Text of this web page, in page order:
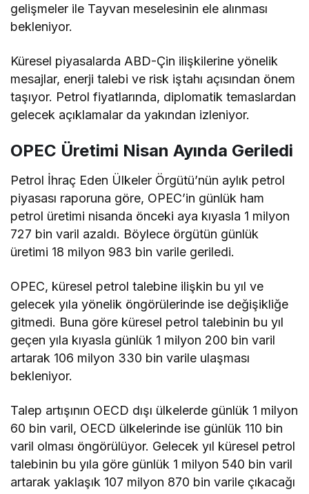
gelişmeler ile Tayvan meselesinin ele alınması
bekleniyor.
Küresel piyasalarda ABD-Çin ilişkilerine yönelik
mesajlar, enerji talebi ve risk iştahı açısından önem
taşıyor. Petrol fiyatlarında, diplomatik temaslardan
gelecek açıklamalar da yakından izleniyor.
OPEC Üretimi Nisan Ayında Geriledi
Petrol İhraç Eden Ülkeler Örgütü’nün aylık petrol
piyasası raporuna göre, OPEC’in günlük ham
petrol üretimi nisanda önceki aya kıyasla 1 milyon
727 bin varil azaldı. Böylece örgütün günlük
üretimi 18 milyon 983 bin varile geriledi.
OPEC, küresel petrol talebine ilişkin bu yıl ve
gelecek yıla yönelik öngörülerinde ise değişikliğe
gitmedi. Buna göre küresel petrol talebinin bu yıl
geçen yıla kıyasla günlük 1 milyon 200 bin varil
artarak 106 milyon 330 bin varile ulaşması
bekleniyor.
Talep artışının OECD dışı ülkelerde günlük 1 milyon
60 bin varil, OECD ülkelerinde ise günlük 110 bin
varil olması öngörülüyor. Gelecek yıl küresel petrol
talebinin bu yıla göre günlük 1 milyon 540 bin varil
artarak yaklaşık 107 milyon 870 bin varile çıkacağı